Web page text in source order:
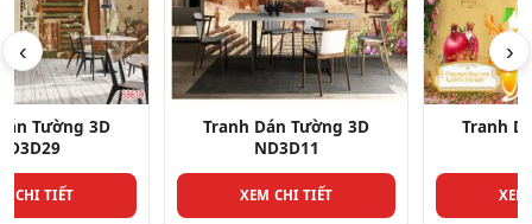
‹
Tranh Dán Tường 3D
Tranh Dán Tường 3D
›